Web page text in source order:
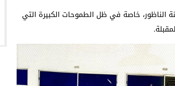
الناظور، خاصة في ظل الطموحات الكبيرة التي